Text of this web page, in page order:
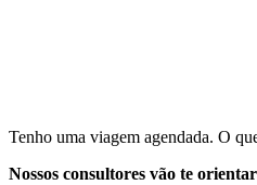
Tenho uma viagem agendada. O
Nossos consultores vão te